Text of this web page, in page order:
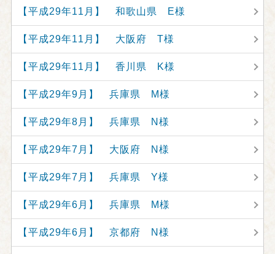
【平成29年11月】 和歌山県 E様
【平成29年11月】 大阪府 T様
【平成29年11月】 香川県 K様
【平成29年9月】 兵庫県 M様
【平成29年8月】 兵庫県 N様
【平成29年7月】 大阪府 N様
【平成29年7月】 兵庫県 Y様
【平成29年6月】 兵庫県 M様
【平成29年6月】 京都府 N様